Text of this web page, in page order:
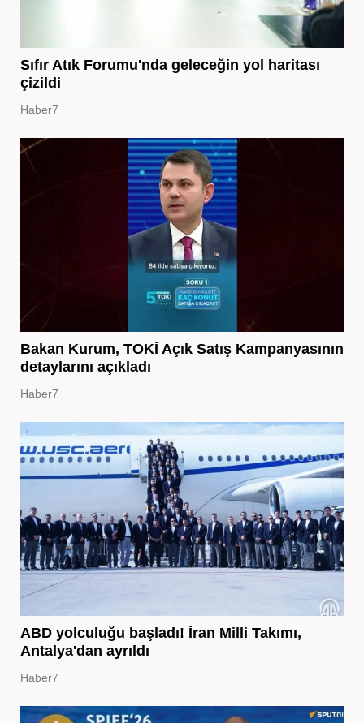
Sıfır Atık Forumu'nda geleceğin yol haritası
çizildi
Haber7
Bakan Kurum, TOKİ Açık Satış Kampanyasının
detaylarını açıkladı
Haber7
ABD yolculuğu başladı! İran Milli Takımı,
Antalya'dan ayrıldı
Haber7